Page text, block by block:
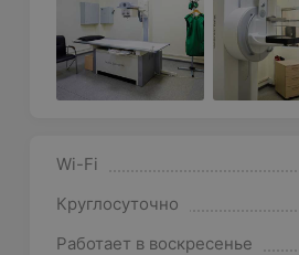
Wi-Fi
Круглосуточно
Работает в воскресенье